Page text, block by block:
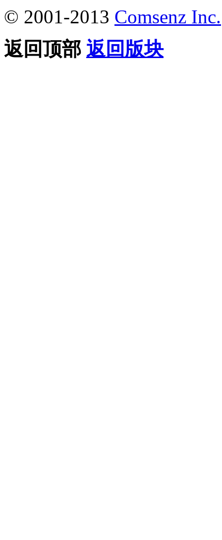
© 2001-2013 Comsenz Inc.
返回顶部 返回版块